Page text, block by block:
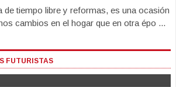
de tiempo libre y reformas, es una ocasión
cambios en el hogar que en otra épo ...
FUTURISTAS